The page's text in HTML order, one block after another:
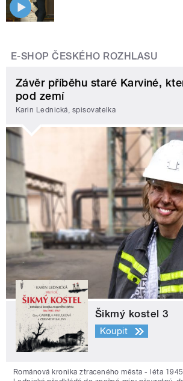
E-SHOP ČESKÉHO ROZHLASU
Závěr příběhu staré Karviné,
pod zemí
Karin Lednická, spisovatelka
Šikmý kostel 3
Koupit
Románová kronika ztraceného města - léta